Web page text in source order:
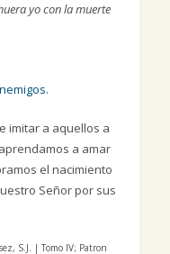
yo con la muerte
imitar a aquellos a
a amar
el nacimiento
Señor por sus
S.J. | Tomo IV; Patron